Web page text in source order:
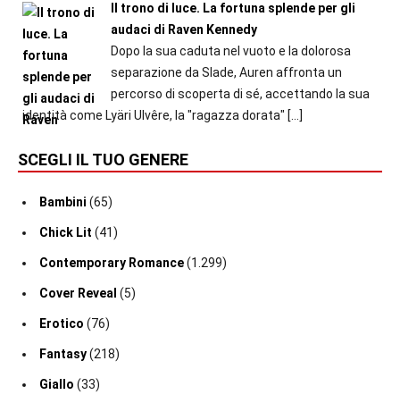
Il trono di luce. La fortuna splende per gli
audaci di Raven Kennedy
Dopo la sua caduta nel vuoto e la dolorosa
separazione da Slade, Auren affronta un
percorso di scoperta di sé, accettando la sua
identità come Lyäri Ulvêre, la "ragazza dorata" […]
SCEGLI IL TUO GENERE
Bambini (65)
Chick Lit (41)
Contemporary Romance(1.299)
Cover Reveal (5)
Erotico (76)
Fantasy(218)
Giallo (33)